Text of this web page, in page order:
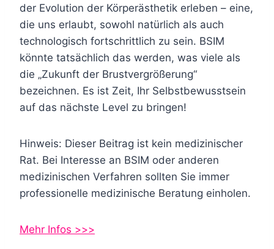
der Evolution der Körperästhetik erleben – eine,
die uns erlaubt, sowohl natürlich als auch
technologisch fortschrittlich zu sein. BSIM
könnte tatsächlich das werden, was viele als
die „Zukunft der Brustvergrößerung“
bezeichnen. Es ist Zeit, Ihr Selbstbewusstsein
auf das nächste Level zu bringen!
Hinweis: Dieser Beitrag ist kein medizinischer
Rat. Bei Interesse an BSIM oder anderen
medizinischen Verfahren sollten Sie immer
professionelle medizinische Beratung einholen.
Mehr Infos >>>